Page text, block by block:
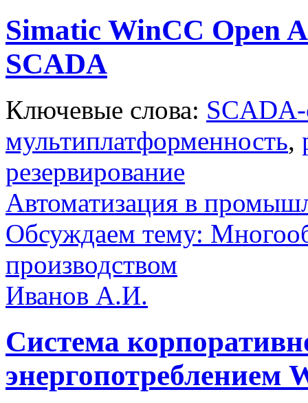
Simatic WinCC Open
SCADA
Ключевые слова: SCADA-
мультиплатформенность,
резервирование
Автоматизация в
Обсуждаем тему:
производством
Иванов А.И.
Система
энергопотреблением